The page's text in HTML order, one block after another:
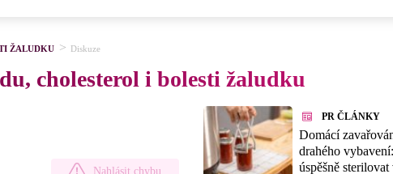
ŽALUDKU Diskuze
cholesterol i bolesti žaludku
Nahlásit chybu
PR ČLÁNKY
Domácí
drahého
úspěšně sterilovat